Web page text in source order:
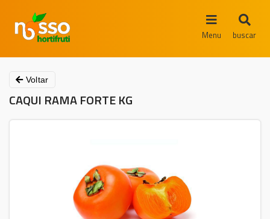
Menu buscar
Voltar
CAQUI RAMA FORTE KG